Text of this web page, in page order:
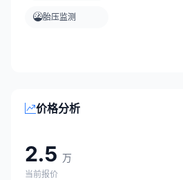
胎压监测
价格分析
2.5 万
当前报价